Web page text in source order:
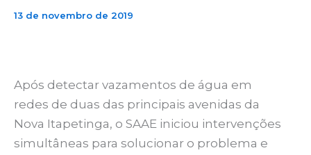
13 de novembro de 2019
Após detectar vazamentos de água em
redes de duas das principais avenidas da
Nova Itapetinga, o SAAE iniciou intervenções
simultâneas para solucionar o problema e